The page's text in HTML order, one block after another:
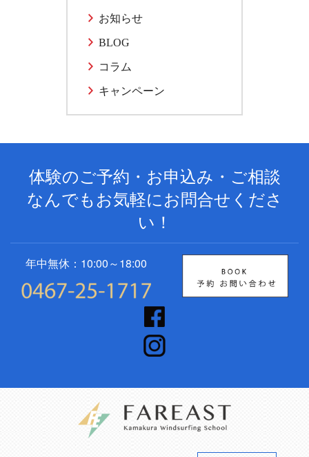
お知らせ
BLOG
コラム
キャンペーン
体験のご予約・お申込み・ご相談
なんでもお気軽にお問合せくださ
い！
年中無休：10:00～18:00